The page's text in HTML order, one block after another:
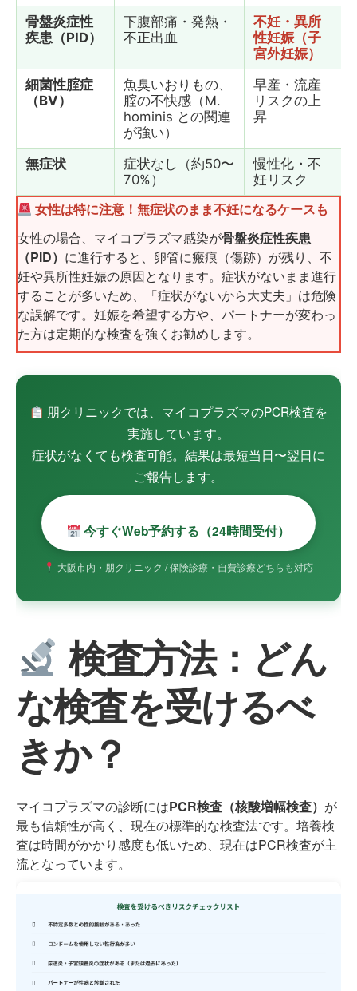
骨盤炎症性
疾患（PID）
下腹部痛・発熱・
不正出血
不妊・異所
性妊娠（子
宮外妊娠）
細菌性腟症
（BV）
魚臭いおりもの、
腟の不快感（M.
hominis との関連
が強い）
早産・流産
リスクの上
昇
無症状
症状なし（約50〜
70%）
慢性化・不
妊リスク
女性は特に注意！無症状のまま不妊になるケースも
女性の場合、マイコプラズマ感染が骨盤炎症性疾患
（PID） に進行すると、卵管に瘢痕（傷跡）が残り、不
妊や異所性妊娠の原因となります。症状がないまま進行
することが多いため、「症状がないから大丈夫」は危険
な誤解です。妊娠を希望する方や、パートナーが変わっ
た方は定期的な検査を強くお勧めします。
朋クリニックでは、マイコプラズマのPCR検査を
実施しています。
症状がなくても検査可能。結果は最短当日〜翌日に
ご報告します。
今すぐWeb予約する（24時間受付）
大阪市内・朋クリニック / 保険診療・自費診療どちらも対応
検査方法：どん
な検査を受けるべ
きか？
マイコプラズマの診断にはPCR検査（核酸増幅検査） が
最も信頼性が高く、現在の標準的な検査法です。培養検
査は時間がかかり感度も低いため、現在はPCR検査が主
流となっています。